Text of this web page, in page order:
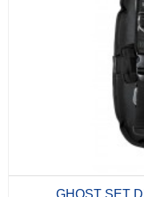
GHOST SET